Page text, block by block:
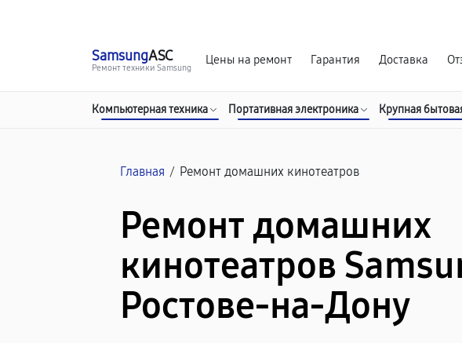
SamsungASC
Ремонт техники Samsung
Цены на ремонт Гарантия Доставка
Компьютерная техника Портативная электроника Крупная
Главная / Ремонт домашних кинотеатров
Ремонт домашних
кинотеатров
Ростове-на-Дону